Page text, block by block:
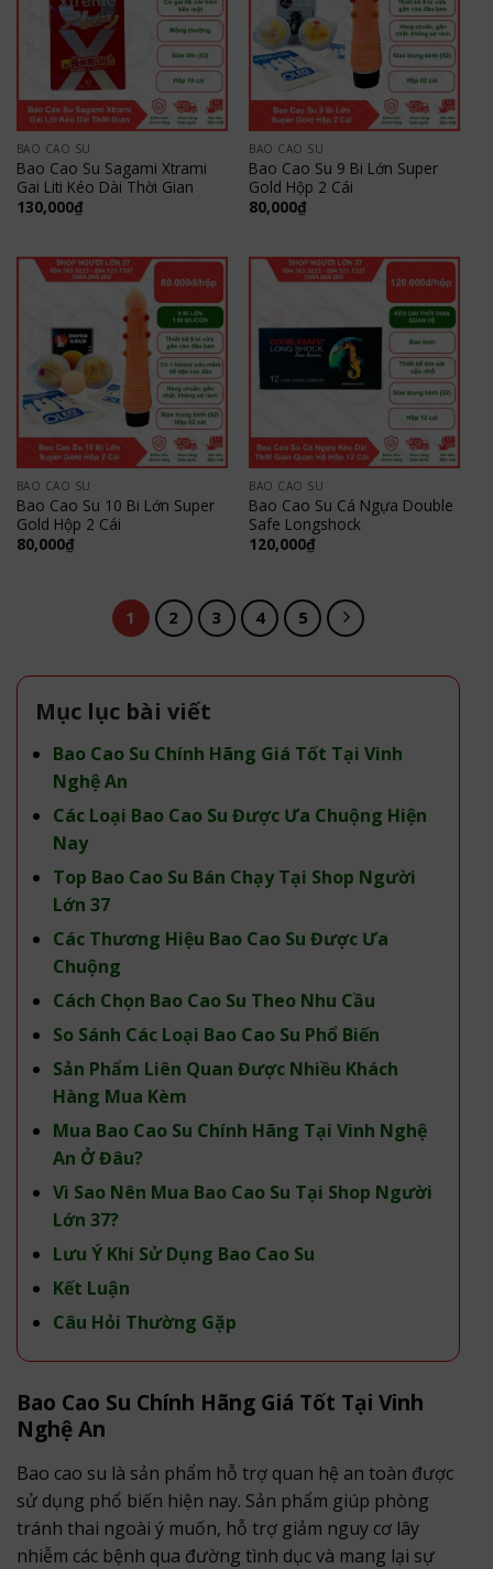
BAO CAO SU
Bao Cao Su Sagami Xtrami
Gai Liti Kéo Dài Thời Gian
130,000₫
BAO CAO SU
Bao Cao Su 9 Bi Lớn Super
Gold Hộp 2 Cái
80,000₫
BAO CAO SU
Bao Cao Su 10 Bi Lớn Super
Gold Hộp 2 Cái
80,000₫
BAO CAO SU
Bao Cao Su Cá Ngựa Double
Safe Longshock
120,000₫
1 2 3 4 5
Mục lục bài viết
Bao Cao Su Chính Hãng Giá Tốt Tại Vinh
Nghệ An
Các Loại Bao Cao Su Được Ưa Chuộng Hiện
Nay
Top Bao Cao Su Bán Chạy Tại Shop Người
Lớn 37
Các Thương Hiệu Bao Cao Su Được Ưa
Chuộng
Cách Chọn Bao Cao Su Theo Nhu Cầu
So Sánh Các Loại Bao Cao Su Phổ Biến
Sản Phẩm Liên Quan Được Nhiều Khách
Hàng Mua Kèm
Mua Bao Cao Su Chính Hãng Tại Vinh Nghệ
An Ở Đâu?
Vì Sao Nên Mua Bao Cao Su Tại Shop Người
Lớn 37?
Lưu Ý Khi Sử Dụng Bao Cao Su
Kết Luận
Câu Hỏi Thường Gặp
Bao Cao Su Chính Hãng Giá Tốt Tại Vinh
Nghệ An
Bao cao su là sản phẩm hỗ trợ quan hệ an toàn được
sử dụng phổ biến hiện nay. Sản phẩm giúp phòng
tránh thai ngoài ý muốn, hỗ trợ giảm nguy cơ lây
nhiễm các bệnh qua đường tình dục và mang lại sự